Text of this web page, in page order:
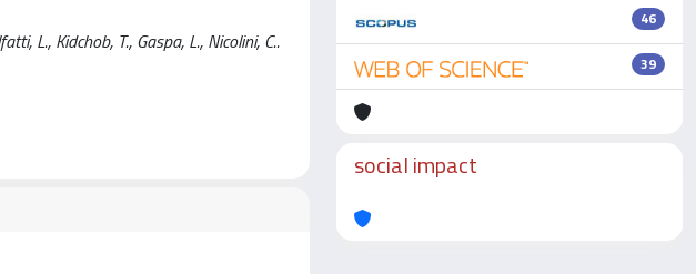
L., Kidchob, T., Gaspa, L., Nicolini, C..
46
39
social impact